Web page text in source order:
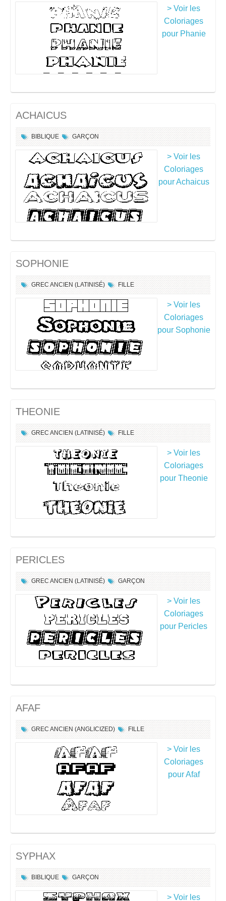
> Voir les
Coloriages
pour Phanie
ACHAICUS
BIBLIQUE GARÇON
> Voir les
Coloriages
pour Achaicus
SOPHONIE
GREC ANCIEN (LATINISÉ) FILLE
> Voir les
Coloriages
pour Sophonie
THEONIE
GREC ANCIEN (LATINISÉ) FILLE
> Voir les
Coloriages
pour Theonie
PERICLES
GREC ANCIEN (LATINISÉ) GARÇON
> Voir les
Coloriages
pour Pericles
AFAF
GREC ANCIEN (ANGLICIZED) FILLE
> Voir les
Coloriages
pour Afaf
SYPHAX
BIBLIQUE GARÇON
> Voir les